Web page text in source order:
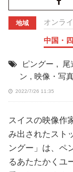
地域 オンラ
中国・
ピングー , 尾
ン , 映像・写
2022/7/26 11:35
スイスの映像作
み出されたスト
ングー」は、ペ
るあたたかくユ